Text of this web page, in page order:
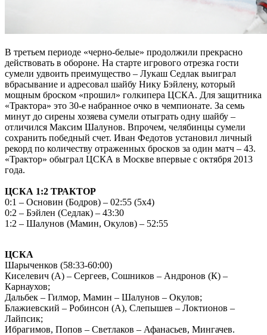
В третьем периоде «черно-белые» продолжили прекрасно
действовать в обороне. На старте игрового отрезка гости
сумели удвоить преимущество – Лукаш Седлак выиграл
вбрасывание и адресовал шайбу Нику Бэйлену, который
мощным броском «прошил» голкипера ЦСКА. Для защитника
«Трактора» это 30-е набранное очко в чемпионате. За семь
минут до сирены хозяева сумели отыграть одну шайбу –
отличился Максим Шалунов. Впрочем, челябинцы сумели
сохранить победный счет. Иван Федотов установил личный
рекорд по количеству отраженных бросков за один матч – 43.
«Трактор» обыграл ЦСКА в Москве впервые с октября 2013
года.
ЦСКА 1:2 ТРАКТОР
0:1 – Основин (Бодров) – 02:55 (5х4)
0:2 – Бэйлен (Седлак) – 43:30
1:2 – Шалунов (Мамин, Окулов) – 52:55
ЦСКА
Шарыченков (58:33-60:00)
Киселевич (А) – Сергеев, Сошников – Андронов (К) –
Карнаухов;
Дальбек – Гилмор, Мамин – Шалунов – Окулов;
Блажиевский – Робинсон (А), Слепышев – Локтионов –
Лайпсик;
Ибрагимов, Попов – Светлаков – Афанасьев, Мингачев.